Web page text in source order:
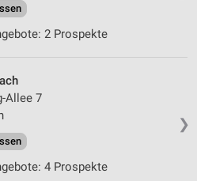
2 Prospekte
❯
Allee 7
4 Prospekte
zur Auswahl von